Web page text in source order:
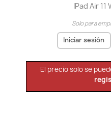
IPad Air 11
Solo para
Iniciar sesión
El precio solo se